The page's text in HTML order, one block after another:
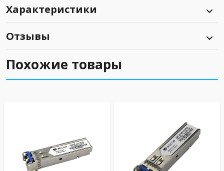
Характеристики
Отзывы
Похожие товары